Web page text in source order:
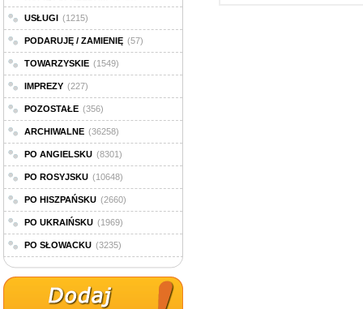
USŁUGI (1215)
PODARUJĘ / ZAMIENIĘ (57)
TOWARZYSKIE (1549)
IMPREZY (227)
POZOSTAŁE (356)
ARCHIWALNE (36258)
PO ANGIELSKU (8301)
PO ROSYJSKU (10648)
PO HISZPAŃSKU (2660)
PO UKRAIŃSKU (1969)
PO SŁOWACKU (3235)